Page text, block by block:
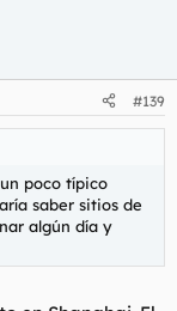
#139
poco típico
saber sitios de
algún día y